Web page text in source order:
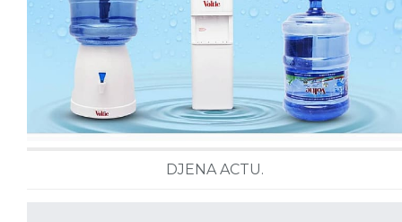
DJENA ACTU.